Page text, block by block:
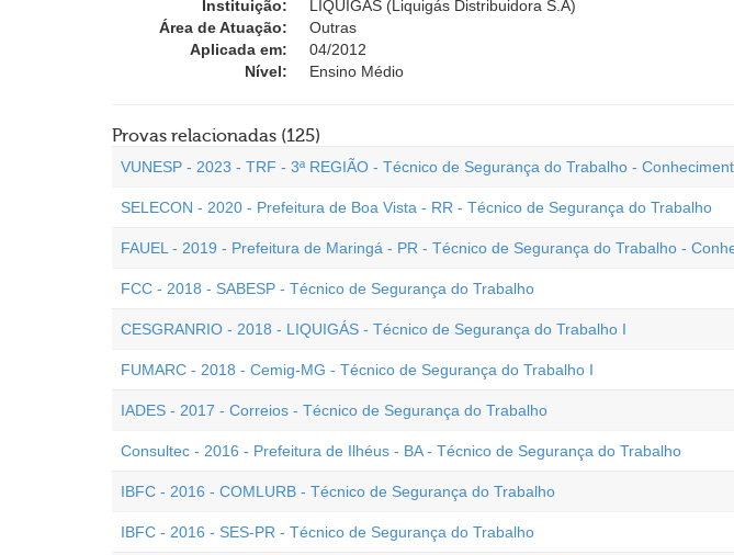
Instituição:
LIQUIGÁS (Liquigás Distribuidora S.A)
Área de Atuação:
Outras
Aplicada em:
04/2012
Nível:
Ensino Médio
Provas relacionadas (125)
VUNESP - 2023 - TRF - 3ª REGIÃO - Técnico de Segurança do Trabalho -
SELECON - 2020 - Prefeitura de Boa Vista - RR - Técnico de Segurança do Trabalho
FAUEL - 2019 - Prefeitura de Maringá - PR - Técnico de Segurança do Trabalho -
FCC - 2018 - SABESP - Técnico de Segurança do Trabalho
CESGRANRIO - 2018 - LIQUIGÁS - Técnico de Segurança do Trabalho I
FUMARC - 2018 - Cemig-MG - Técnico de Segurança do Trabalho I
IADES - 2017 - Correios - Técnico de Segurança do Trabalho
Consultec - 2016 - Prefeitura de Ilhéus - BA - Técnico de Segurança do Trabalho
IBFC - 2016 - COMLURB - Técnico de Segurança do Trabalho
IBFC - 2016 - SES-PR - Técnico de Segurança do Trabalho